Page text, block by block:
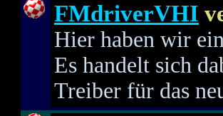
FMdriverVHI
Hier haben wir
Es handelt sich
Treiber für das